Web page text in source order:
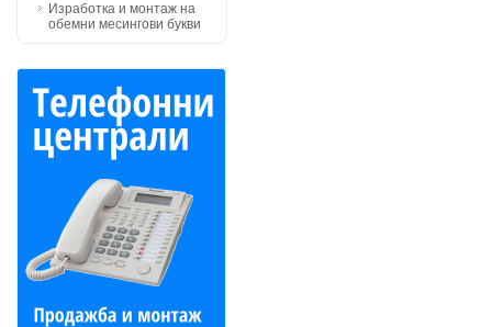
Изработка и монтаж на
обемни месингови букви